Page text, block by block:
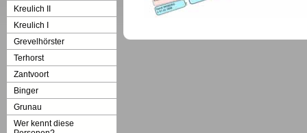
Kreulich II
Kreulich I
Grevelhörster
Terhorst
Zantvoort
Binger
Grunau
Wer kennt diese